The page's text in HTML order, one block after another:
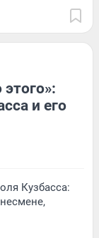
и его
Кузбасса: